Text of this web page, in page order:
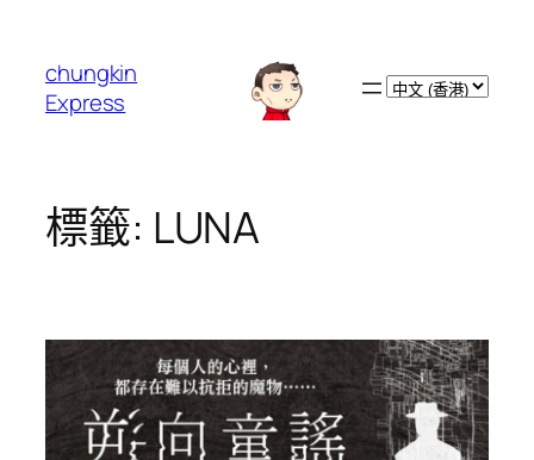
chungkin
Express
Choose
標籤: LUNA